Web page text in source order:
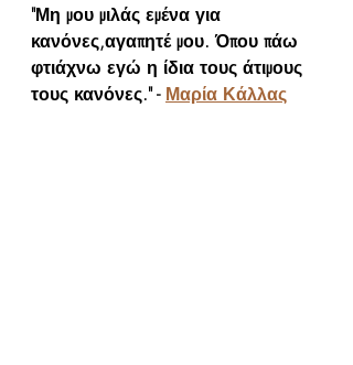
"Μη μου μιλάς εμένα για
κανόνες,αγαπητέ μου. Όπου πάω
φτιάχνω εγώ η ίδια τους άτιμους
τους κανόνες." - Μαρία Κάλλας